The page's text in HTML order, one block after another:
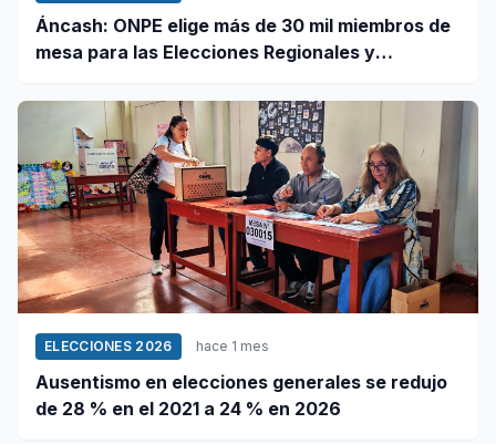
Áncash: ONPE elige más de 30 mil miembros de
mesa para las Elecciones Regionales y
ELECCIONES 2026 hace 1 mes
Ausentismo en elecciones generales se redujo
de 28 % en el 2021 a 24 % en 2026